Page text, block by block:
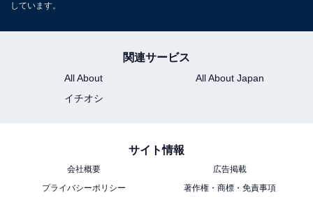
こちらもおすすめ
しています。
関連サービス
All About
All About Japan
イチオシ
サイト情報
会社概要
広告掲載
プライバシーポリシー
著作権・商標・免責事項